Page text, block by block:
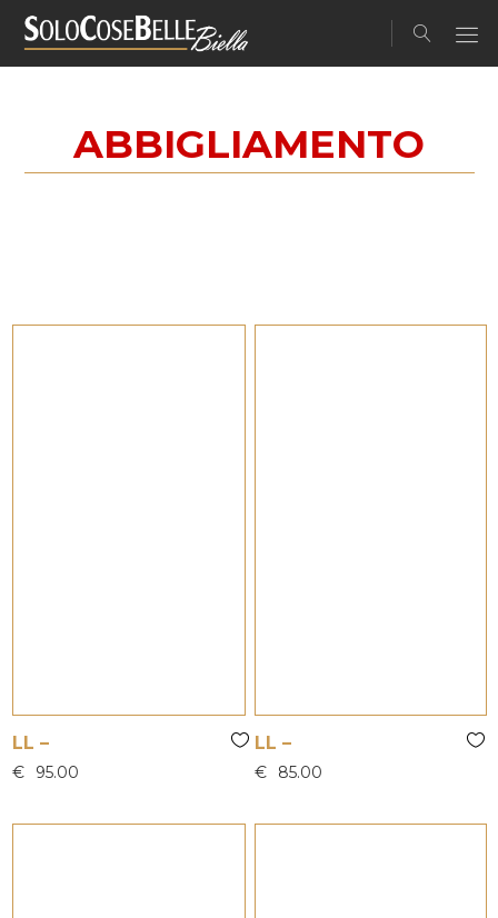
ABBIGLIAMENTO
LL –
€ 95.00
LL –
€ 85.00